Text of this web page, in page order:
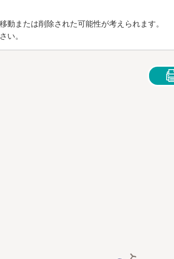
動または削除された可能性が考えられます。
い。